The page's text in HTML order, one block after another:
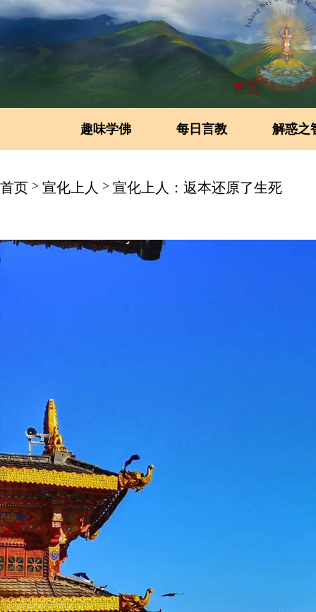
首页
趣味学佛 每日言教 解惑之
首页 > 宣化上人 > 宣化上人：返本还原了生死